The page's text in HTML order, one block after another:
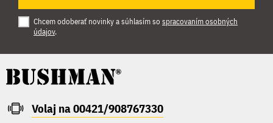
Chcem odoberať novinky a súhlasím so spracovaním osobných
údajov.
Volaj na 00421/908767330